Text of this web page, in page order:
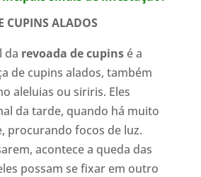
CUPINS ALADOS
da revoada de cupinsé a
de cupins alados, também
aleluias ou siriris. Eles
da tarde, quando há muito
procurando focos de luz.
acontece a queda das
possam se fixar em outro